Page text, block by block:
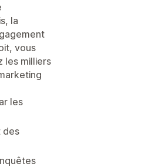
la
vous
les milliers
les
des